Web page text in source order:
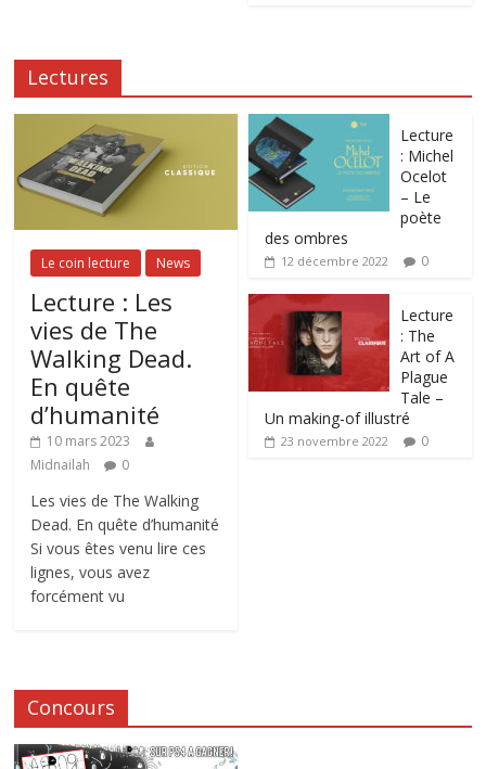
Lectures
Le coin lecture News
Lecture : Les
vies de The
Walking Dead.
En quête
d’humanité
10 mars 2023
Midnailah
0
Les vies de The Walking
Dead. En quête d’humanité
Si vous êtes venu lire ces
lignes, vous avez
forcément vu
Lecture
: Michel
Ocelot
– Le
poète
des ombres
12 décembre 2022 0
Lecture
: The
Art of A
Plague
Tale –
Un making-of illustré
23 novembre 2022 0
Concours